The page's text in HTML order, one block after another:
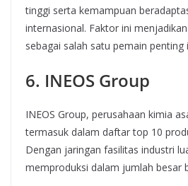
tinggi serta kemampuan
internasional. Faktor ini
sebagai salah satu pemain penting
6. INEOS Group
INEOS Group, perusahaan kimia
termasuk dalam daftar top 10
Dengan jaringan fasilitas industri
memproduksi dalam jumlah besar